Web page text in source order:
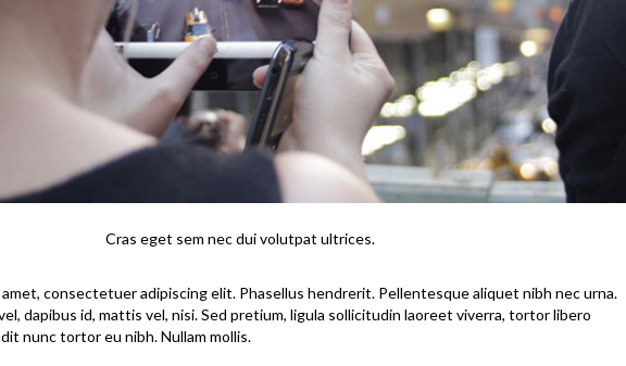
Cras eget sem nec dui volutpat ultrices.
consectetuer adipiscing elit. Phasellus hendrerit. Pellentesque aliquet nibh nec urna.
dapibus id, mattis vel, nisi. Sed pretium, ligula sollicitudin laoreet viverra, tortor libero
nunc tortor eu nibh. Nullam mollis.